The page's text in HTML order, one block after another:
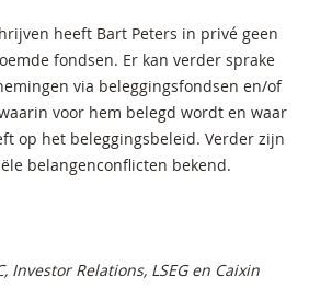
heeft Bart Peters in privé geen
fondsen. Er kan verder sprake
via beleggingsfondsen en/of
voor hem belegd wordt en waar
op het beleggingsbeleid. Verder zijn
belangenconflicten bekend.
Investor Relations, LSEG en Caixin